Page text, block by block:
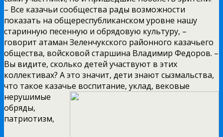
– Все казачьи сообщества рады возможности
показать на общереспубликанском уровне нашу
старинную песенную и обрядовую культуру, –
говорит атаман Зеленчукского районного казачьего
общества, войсковой старшина Владимир Федоров. –
Вы видите, сколько детей участвуют в этих
коллективах? А это значит, дети знают сызмальства,
что такое казачье воспитание, уклад, вековые
нерушимые
обряды,
патриотизм,